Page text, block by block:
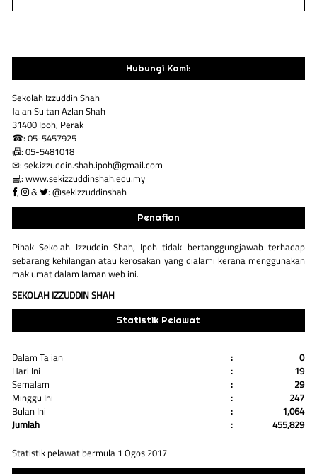
Hubungi Kami:
Sekolah Izzuddin Shah
Jalan Sultan Azlan Shah
31400 Ipoh, Perak
☎: 05-5457925
📠: 05-5481018
✉: sek.izzuddin.shah.ipoh@gmail.com
💻: www.sekizzuddinshah.edu.my
,
& : @sekizzuddinshah
Penafian
Pihak Sekolah Izzuddin Shah, Ipoh tidak bertanggungjawab terhadap
sebarang kehilangan atau kerosakan yang dialami kerana menggunakan
maklumat dalam laman web ini.
SEKOLAH IZZUDDIN SHAH
Statistik Pelawat
Dalam Talian
Hari Ini
Semalam
Minggu Ini
Bulan Ini
Jumlah
:
:
:
:
:
:
0
19
29
247
1,064
455,829
Statistik pelawat bermula 1 Ogos 2017